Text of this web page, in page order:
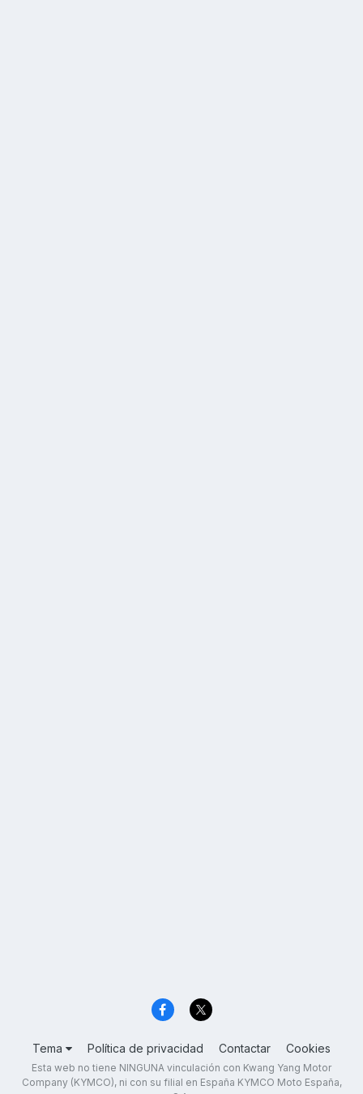
Tema Política de privacidad Contactar Cookies
Esta web no tiene NINGUNA vinculación con Kwang Yang Motor
Company (KYMCO), ni con su filial en España KYMCO Moto España,